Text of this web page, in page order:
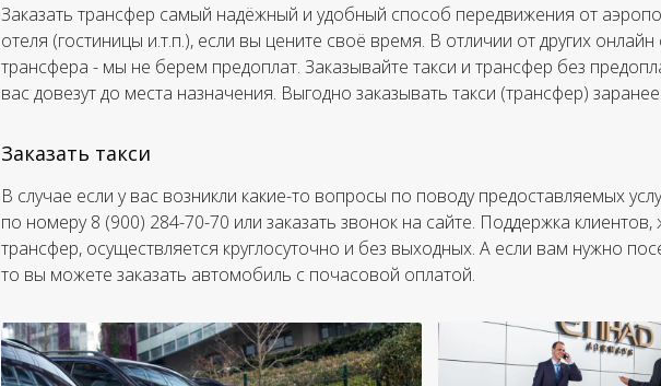
Заказать трансфер самый надёжный и удобный способ передвижения от
отеля (гостиницы и.т.п.), если вы цените своё время. В отличии от других онлайн
трансфера - мы не берем предоплат. Заказывайте такси и трансфер без
вас довезут до места назначения. Выгодно заказывать такси (трансфер) заранее.
Заказать такси
В случае если у вас возникли какие-то вопросы по поводу предоставляемых
по номеру 8 (900) 284-70-70 или заказать звонок на сайте. Поддержка
трансфер, осуществляется круглосуточно и без выходных. А если вам нужно
то вы можете заказать автомобиль с почасовой оплатой.